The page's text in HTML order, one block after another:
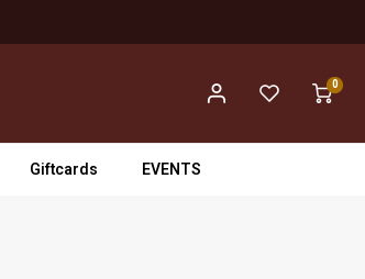
0
Giftcards EVENTS